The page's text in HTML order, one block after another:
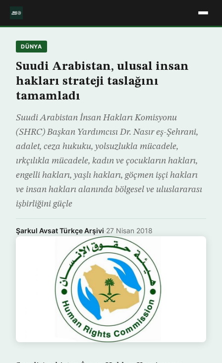
DÜNYA
Suudi Arabistan, ulusal insan
hakları strateji taslağını
tamamladı
Suudi Arabistan İnsan Hakları Komisyonu
(SHRC) Başkan Yardımcısı Dr. Nasır eş-Şehrani,
adalet, ceza hukuku, yolsuzlukla mücadele,
ırkçılıkla mücadele, kadın ve çocukların hakları,
engelli hakları, yaşlı hakları, göçmen işçi hakları
ve insan hakları alanında bölgesel ve uluslararası
işbirliğini güçle
Şarkul Avsat Türkçe Arşivi·27 Nisan 2018